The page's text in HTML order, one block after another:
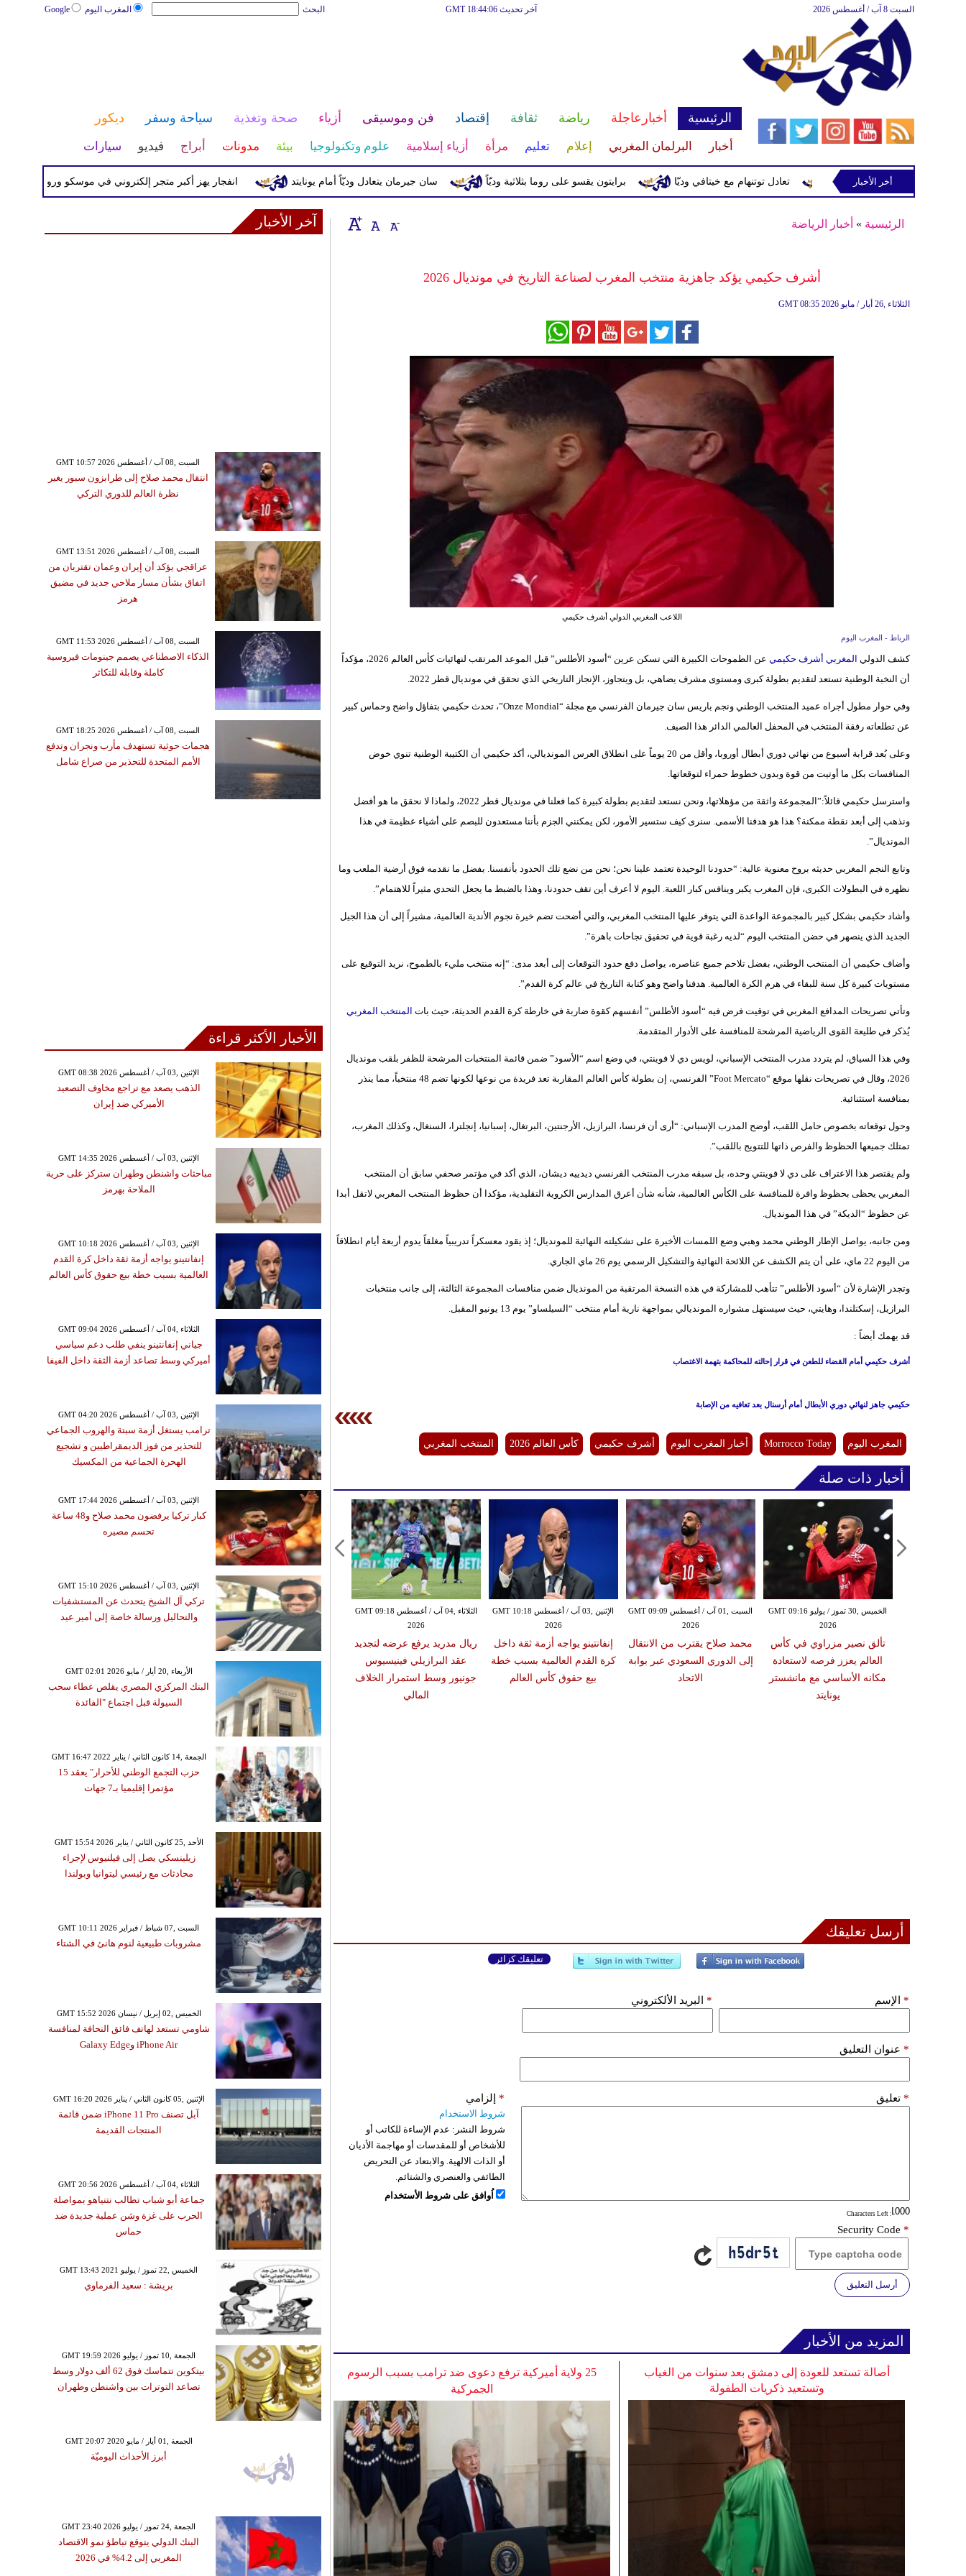
المغرب اليوم Google البحث آخر تحديث GMT 18:44:06 السبت 8 آب / أغسطس 2026
الرئيسية أخبارعاجلة رياضة ثقافة إقتصاد فن وموسيقى أزياء صحة وتغذية سياحة وسفر ديكور
أخبار البرلمان المغربي إعلام تعليم مرأة أزياء إسلامية علوم وتكنولوجيا بيئة مدونات أبراج فيديو سيارات
انفجار يهز أكبر متجر إلكتروني في موسكو وروسيا تستهدف سفنا سان جيرمان يتعادل وديّاً أمام يونايتد برايتون يقسو على روما بثلاثية وديّاً تعادل توتنهام مع خيتافي وديّا صراع طويل مع المرض
أخر الأخبار
الرئيسية » أخبار الرياضة
أشرف حكيمي يؤكد جاهزية منتخب المغرب لصناعة التاريخ في مونديال 2026
GMT 08:35 2026 الثلاثاء ,26 أيار / مايو
اللاعب المغربي الدولي أشرف حكيمي
الرباط - المغرب اليوم
كشف الدولي المغربي أشرف حكيمي
عن الطموحات الكبيرة التي تسكن عرين “أسود الأطلس” قبل الموعد المرتقب لنهائيات كأس العالم 2026، مؤكداً
أن النخبة الوطنية تستعد لتقديم بطولة كبرى ومستوى مشرف يضاهي، بل ويتجاوز، الإنجاز التاريخي الذي تحقق في مونديال قطر 2022.
وفي حوار مطول أجراه عميد المنتخب الوطني ونجم باريس سان جيرمان الفرنسي مع مجلة “Onze Mondial”، تحدث حكيمي بتفاؤل واضح وحماس كبير
عن تطلعاته رفقة المنتخب في المحفل العالمي الدائر هذا الصيف.
وعلى بُعد قرابة أسبوع من نهائي دوري أبطال أوروبا، وأقل من 20 يوماً على انطلاق العرس المونديالي، أكد حكيمي أن الكتيبة الوطنية تنوي خوض
المنافسات بكل ما أوتيت من قوة وبدون خطوط حمراء لتوقعاتها.
واسترسل حكيمي قائلاً:”المجموعة واثقة من مؤهلاتها، ونحن نستعد لتقديم بطولة كبيرة كما فعلنا في مونديال قطر 2022، ولماذا لا نحقق ما هو أفضل
ونذهب إلى أبعد نقطة ممكنة؟ هذا هو هدفنا الأسمى. سنرى كيف ستسير الأمور، لكن يمكنني الجزم بأننا مستعدون للبصم على أشياء عظيمة في هذا
المونديال”.
وتابع النجم المغربي حديثه بروح معنوية عالية: “حدودنا الوحيدة تعتمد علينا نحن؛ نحن من نضع تلك الحدود بأنفسنا. بفضل ما نقدمه فوق أرضية الملعب وما
نظهره في البطولات الكبرى، فإن المغرب يكبر وينافس كبار اللعبة. اليوم لا أعرف أين تقف حدودنا، وهذا بالضبط ما يجعل التحدي مثيراً للاهتمام”.
وأشاد حكيمي بشكل كبير بالمجموعة الواعدة التي يتوفر عليها المنتخب المغربي، والتي أضحت تضم خيرة نجوم الأندية العالمية، مشيراً إلى أن هذا الجيل
الجديد الذي ينصهر في حضن المنتخب اليوم “لديه رغبة قوية في تحقيق نجاحات باهرة”.
وأضاف حكيمي أن المنتخب الوطني، بفضل تلاحم جميع عناصره، يواصل دفع حدود التوقعات إلى أبعد مدى: “إنه منتخب مليء بالطموح، نريد التوقيع على
مستويات كبيرة كل سنة للبقاء في هرم الكرة العالمية. هدفنا واضح وهو كتابة التاريخ في عالم كرة القدم”.
وتأتي تصريحات المدافع المغربي في توقيت فرض فيه “أسود الأطلس” أنفسهم كقوة ضاربة في خارطة كرة القدم الحديثة، حيث بات المنتخب المغربي
يُذكر في طليعة القوى الرياضية المرشحة للمنافسة على الأدوار المتقدمة.
وفي هذا السياق، لم يتردد مدرب المنتخب الإسباني، لويس دي لا فوينتي، في وضع اسم “الأسود” ضمن قائمة المنتخبات المرشحة للظفر بلقب مونديال
2026، وقال في تصريحات نقلها موقع “Foot Mercato” الفرنسي، إن بطولة كأس العالم المقاربة تعد فريدة من نوعها لكونها تضم 48 منتخباً، مما ينذر
بمنافسة استثنائية.
وحول توقعاته بخصوص حامل اللقب، أوضح المدرب الإسباني: “أرى أن فرنسا، البرازيل، الأرجنتين، البرتغال، إسبانيا، إنجلترا، السنغال، وكذلك المغرب،
تمتلك جميعها الحظوظ والفرص ذاتها للتتويج باللقب”.
ولم يقتصر هذا الاعتراف على دي لا فوينتي وحده، بل سبقه مدرب المنتخب الفرنسي ديدييه ديشان، الذي أكد في مؤتمر صحفي سابق أن المنتخب
المغربي يحظى بحظوظ وافرة للمنافسة على الكأس العالمية، شأنه شأن أعرق المدارس الكروية التقليدية، مؤكدا أن حظوظ المنتخب المغربي لاتقل أبدا
عن حظوظ “الديكة” في هذا المونديال.
ومن جانبه، يواصل الإطار الوطني محمد وهبي وضع اللمسات الأخيرة على تشكيلته النهائية للمونديال؛ إذ يقود معسكراً تدريبياً مغلقاً يدوم أربعة أيام انطلاقاً
من اليوم 22 ماي، على أن يتم الكشف عن اللائحة النهائية والتشكيل الرسمي يوم 26 ماي الجاري.
وتجدر الإشارة لأن “أسود الأطلس” تتأهب للمشاركة في هذه النسخة المرتقبة من المونديال ضمن منافسات المجموعة الثالثة، إلى جانب منتخبات
البرازيل، إسكتلندا، وهايتي، حيث سيستهل مشواره المونديالي بمواجهة نارية أمام منتخب “السيلساو” يوم 13 يونيو المقبل.
قد يهمك أيضاً :
أشرف حكيمي أمام القضاء للطعن في قرار إحالته للمحاكمة بتهمة الاغتصاب
حكيمي جاهز لنهائي دوري الأبطال أمام أرسنال بعد تعافيه من الإصابة
المغرب اليوم Morrocco Today أخبار المغرب اليوم أشرف حكيمي كأس العالم 2026 المنتخب المغربي
أخبار ذات صلة
الأربعاء ,05 آب / أغسطس GMT 19:22
2026
محمد صلاح يوجه رسالة إلى
الجماهير قبل وصوله إلى تركيا
للانضمام إلى نادي طرابزون
سبور
الثلاثاء ,04 آب / أغسطس GMT 09:18
2026
ريال مدريد يرفع عرضه لتجديد
عقد البرازيلي فينيسيوس
جونيور وسط استمرار الخلاف
المالي
الإثنين ,03 آب / أغسطس GMT 10:18
2026
إنفانتينو يواجه أزمة ثقة داخل
كرة القدم العالمية بسبب خطة
بيع حقوق كأس العالم
السبت ,01 آب / أغسطس GMT 09:09
2026
محمد صلاح يقترب من الانتقال
إلى الدوري السعودي عبر بوابة
الاتحاد
الخميس ,30 تموز / يوليو GMT 09:16
2026
تألق نصير مزراوي في كأس
العالم يعزز فرصه لاستعادة
مكانه الأساسي مع مانشستر
يونايتد
أرسل تعليقك
تعليقك كزائر
الإسم * البريد الألكتروني *
عنوان التعليق *
تعليق *
: Characters Left
إلزامي *
شروط الاستخدام
شروط النشر: عدم الإساءة للكاتب أو
للأشخاص أو للمقدسات أو مهاجمة الأديان
أو الذات الالهية. والابتعاد عن التحريض
الطائفي والعنصري والشتائم.
اُوافق على شروط الأستخدام
Security Code *
أرسل التعليق
المزيد من الأخبار
25 ولاية أميركية ترفع دعوى ضد ترامب بسبب الرسوم
الجمركية
أصالة تستعد للعودة إلى دمشق بعد سنوات من الغياب
وتستعيد ذكريات الطفولة
آخر الأخبار
GMT 10:57 2026 السبت ,08 آب / أغسطس
انتقال محمد صلاح إلى طرابزون سبور يغير
نظرة العالم للدوري التركي
GMT 13:51 2026 السبت ,08 آب / أغسطس
عراقجي يؤكد أن إيران وعمان تقتربان من
اتفاق بشأن مسار ملاحي جديد في مضيق
هرمز
GMT 11:53 2026 السبت ,08 آب / أغسطس
الذكاء الاصطناعي يصمم جينومات فيروسية
كاملة وقابلة للتكاثر
GMT 18:25 2026 السبت ,08 آب / أغسطس
هجمات حوثية تستهدف مأرب ونجران وتدفع
الأمم المتحدة للتحذير من صراع شامل
الأخبار الأكثر قراءة
GMT 08:38 2026 الإثنين ,03 آب / أغسطس
الذهب يصعد مع تراجع مخاوف التصعيد
الأميركي ضد إيران
GMT 14:35 2026 الإثنين ,03 آب / أغسطس
مباحثات واشنطن وطهران ستركز على حرية
الملاحة بهرمز
GMT 10:18 2026 الإثنين ,03 آب / أغسطس
إنفانتينو يواجه أزمة ثقة داخل كرة القدم
العالمية بسبب خطة بيع حقوق كأس العالم
GMT 09:04 2026 الثلاثاء ,04 آب / أغسطس
جياني إنفانتينو ينفي طلب دعم سياسي
أميركي وسط تصاعد أزمة الثقة داخل الفيفا
GMT 04:20 2026 الإثنين ,03 آب / أغسطس
ترامب يستغل أزمة سبتة والهروب الجماعي
للتحذير من فوز الديمقراطيين و تشجيع
الهحرة الجماعية من المكسيك
GMT 17:44 2026 الإثنين ,03 آب / أغسطس
كبار تركيا يرفضون محمد صلاح و48 ساعة
تحسم مصيره
GMT 15:10 2026 الإثنين ,03 آب / أغسطس
تركي آل الشيخ يتحدث عن المستشفيات
والتحاليل ورسالة خاصة إلى أمير عيد
GMT 02:01 2026 الأربعاء ,20 أيار / مايو
البنك المركزي المصري يقلص عطاء سحب
السيولة قبل اجتماع "الفائدة
GMT 16:47 2022 الجمعة ,14 كانون الثاني / يناير
حزب التجمع الوطني للأحرار" يعقد 15
مؤتمرا إقليميا بـ7 جهات
GMT 15:54 2026 الأحد ,25 كانون الثاني / يناير
زيلينسكي يصل إلى فيلنيوس لإجراء
محادثات مع رئيسي ليتوانيا وبولندا
GMT 10:11 2026 السبت ,07 شباط / فبراير
مشروبات طبيعية لنوم هانئ في الشتاء
GMT 15:52 2026 الخميس ,02 إبريل / نيسان
شاومي تستعد لهاتف فائق النحافة لمنافسة
iPhone Air وGalaxy Edge
GMT 16:20 2026 الإثنين ,05 كانون الثاني / يناير
آبل تصنف iPhone 11 Pro ضمن قائمة
المنتجات القديمة
GMT 20:56 2026 الثلاثاء ,04 آب / أغسطس
جماعة أبو شباب تطالب نتنياهو بمواصلة
الحرب على غزة وشن عملية جديدة ضد
حماس
GMT 13:43 2021 الخميس ,22 تموز / يوليو
بريشة : سعيد الفرماوي
GMT 19:59 2026 الجمعة ,10 تموز / يوليو
بيتكوين تتماسك فوق 62 ألف دولار وسط
تصاعد التوترات بين واشنطن وطهران
GMT 20:07 2020 الجمعة ,01 أيار / مايو
أبرز الأحداث اليوميّة
GMT 23:40 2026 الجمعة ,24 تموز / يوليو
البنك الدولي يتوقع تباطؤ نمو الاقتصاد
المغربي إلى 4.2% في 2026